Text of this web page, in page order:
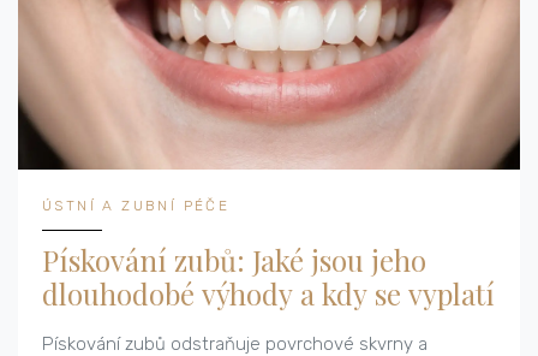
ÚSTNÍ A ZUBNÍ PÉČE
Pískování zubů: Jaké jsou jeho
dlouhodobé výhody a kdy se vyplatí
Pískování zubů odstraňuje povrchové skvrny a